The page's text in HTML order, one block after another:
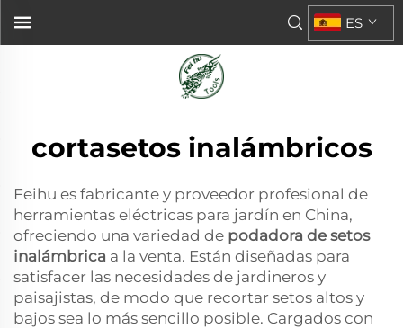
ES
cortasetos inalámbricos
Feihu es fabricante y proveedor profesional de
herramientas eléctricas para jardín en China,
ofreciendo una variedad de podadora de setos
inalámbrica a la venta. Están diseñadas para
satisfacer las necesidades de jardineros y
paisajistas, de modo que recortar setos altos y
bajos sea lo más sencillo posible. Cargados con